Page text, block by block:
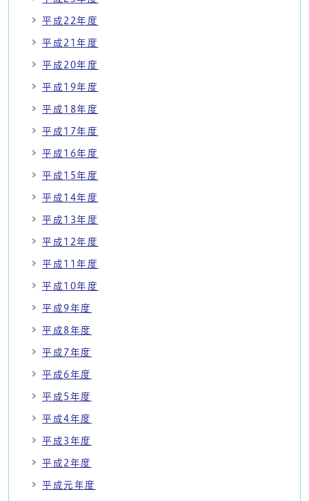
平成22年度
平成21年度
平成20年度
平成19年度
平成18年度
平成17年度
平成16年度
平成15年度
平成14年度
平成13年度
平成12年度
平成11年度
平成10年度
平成9年度
平成8年度
平成7年度
平成6年度
平成5年度
平成4年度
平成3年度
平成2年度
平成元年度